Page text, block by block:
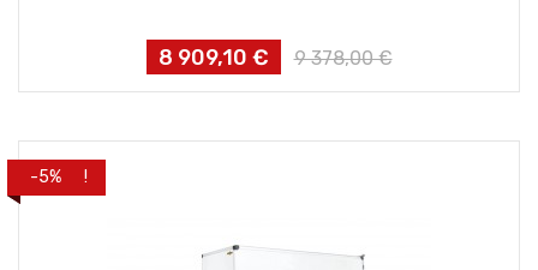
Prix
8 909,10 €
Prix
9 378,00 €
PROMO !
-5%